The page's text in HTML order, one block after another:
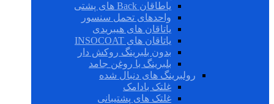
یاطاقان Back های پشتی
واحدهای تحمل سنسور
یاتاقان های هیبریدی
یاتاقان های INSOCOAT
بدون بلبرینگ روکش دار
بلبرینگ با روغن جامد
رولبرینگ های دنبال شده
غلتک بادامک
غلتک های پشتیبانی